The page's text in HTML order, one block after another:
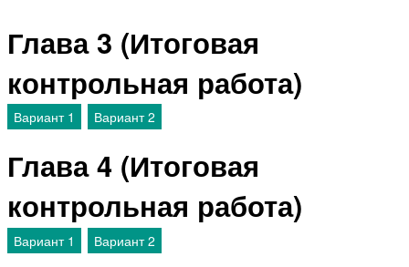
Глава 3 (Итоговая
контрольная работа)
Вариант 1 Вариант 2
Глава 4 (Итоговая
контрольная работа)
Вариант 1 Вариант 2